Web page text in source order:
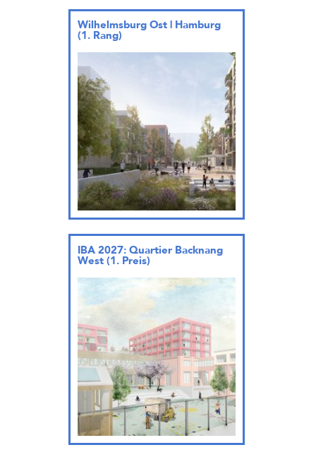
Wilhelmsburg Ost | Hamburg
(1. Rang)
IBA 2027: Quartier Backnang
West (1. Preis)